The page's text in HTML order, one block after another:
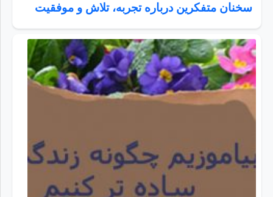
سخنان متفکرین درباره تجربه، تلاش و موفقیت